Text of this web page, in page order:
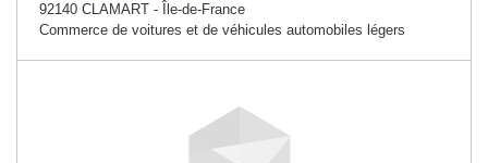
92140 CLAMART - Île-de-France
Commerce de voitures et de véhicules automobiles légers